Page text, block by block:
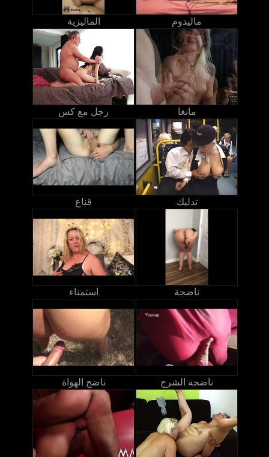
الماليزية ماليدوم
رجل مع كس مانغا
قناع تدليك
استمناء ناضجة
ناضج الهواة ناضجة الشرج